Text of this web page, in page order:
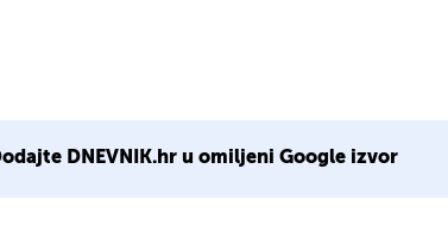
DNEVNIK.hr u omiljeni Google izvor